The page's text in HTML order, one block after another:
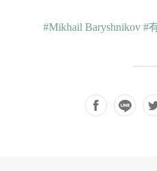
#Mikhail Baryshnikov #